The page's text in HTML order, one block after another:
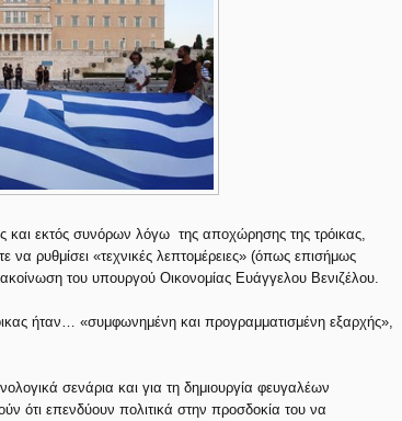
και εκτός συνόρων λόγω της αποχώρησης της τρόικας,
ρυθμίσει «τεχνικές λεπτομέρειες» (όπως επισήμως
του υπουργού Οικονομίας Ευάγγελου Βενιζέλου.
ήταν… «συμφωνημένη και προγραμματισμένη εξαρχής»,
σενάρια και για τη δημιουργία φευγαλέων
ότι επενδύουν πολιτικά στην προσδοκία του να